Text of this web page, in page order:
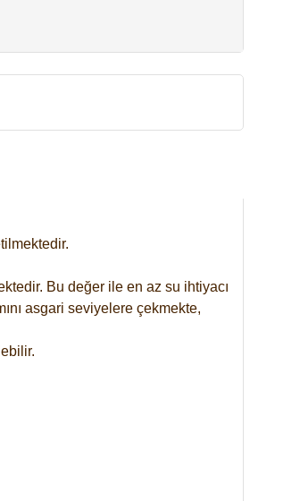
Bu değer ile en az su ihtiyacı
asgari seviyelere çekmekte,